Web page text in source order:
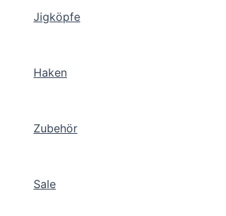
Jigköpfe
Haken
Zubehör
Sale